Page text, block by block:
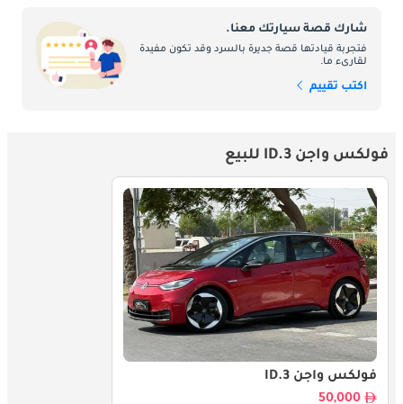
شارك قصة سيارتك معنا.
فتجربة قيادتها قصة جديرة بالسرد وقد تكون مفيدة
لقارىء ما.
اكتب تقييم
فولكس واجن ID.3 للبيع
فولكس واجن ID.3
50,000